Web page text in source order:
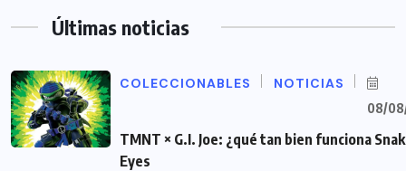
Últimas noticias
COLECCIONABLES NOTICIAS
08/
TMNT × G.I. Joe: ¿qué tan bien funciona
Eyes